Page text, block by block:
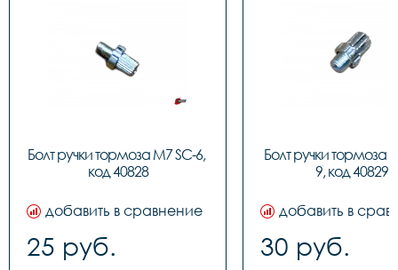
Болт ручки тормоза M7 SC-6,
код 40828
добавить в сравнение
25 руб.
Болт ручки тормоза
9, код 40829
добавить в
30 руб.